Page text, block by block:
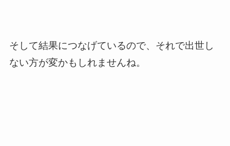
そして結果につなげているので、それで出世し
ない方が変かもしれませんね。